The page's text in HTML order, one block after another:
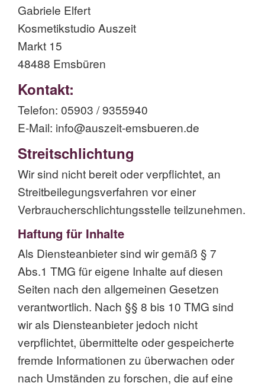
Gabriele Elfert
Kosmetikstudio Auszeit
Markt 15
48488 Emsbüren
Kontakt:
Telefon: 05903 / 9355940
E-Mail: info@auszeit-emsbueren.de
Streitschlichtung
Wir sind nicht bereit oder verpflichtet, an
Streitbeilegungsverfahren vor einer
Verbraucherschlichtungsstelle teilzunehmen.
Haftung für Inhalte
Als Diensteanbieter sind wir gemäß § 7
Abs.1 TMG für eigene Inhalte auf diesen
Seiten nach den allgemeinen Gesetzen
verantwortlich. Nach §§ 8 bis 10 TMG sind
wir als Diensteanbieter jedoch nicht
verpflichtet, übermittelte oder gespeicherte
fremde Informationen zu überwachen oder
nach Umständen zu forschen, die auf eine